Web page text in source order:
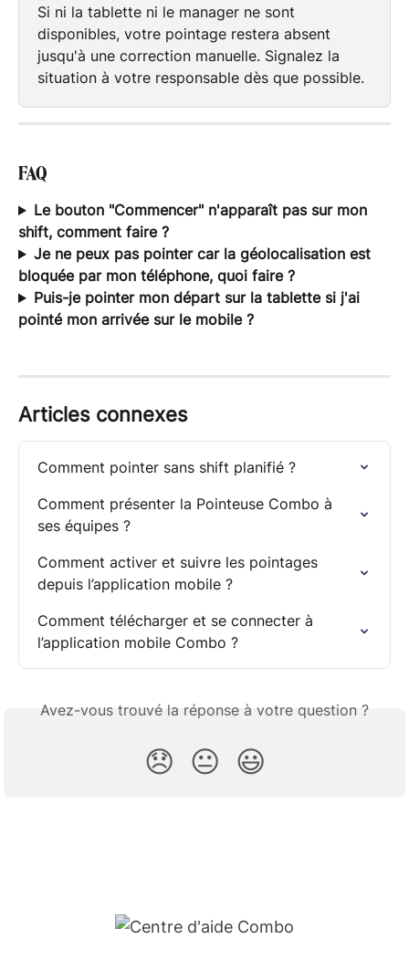
Si ni la tablette ni le manager ne sont
disponibles, votre pointage restera absent
jusqu'à une correction manuelle. Signalez la
situation à votre responsable dès que possible.
FAQ
Le bouton "Commencer" n'apparaît pas sur mon
shift, comment faire ?
Je ne peux pas pointer car la géolocalisation est
bloquée par mon téléphone, quoi faire ?
Puis-je pointer mon départ sur la tablette si j'ai
pointé mon arrivée sur le mobile ?
Articles connexes
Comment pointer sans shift planifié ?
Comment présenter la Pointeuse Combo à
ses équipes ?
Comment activer et suivre les pointages
depuis l’application mobile ?
Comment télécharger et se connecter à
l’application mobile Combo ?
Avez-vous trouvé la réponse à votre question ?
😞 😐 😃